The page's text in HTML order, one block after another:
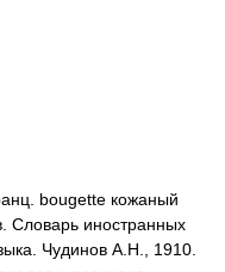
bougette кожаный
Словарь иностранных
Чудинов А.Н., 1910.